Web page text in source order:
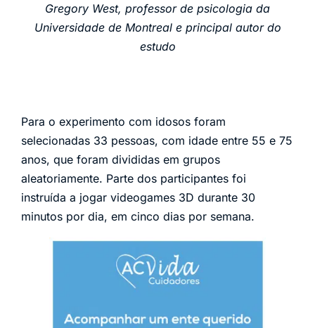
Gregory West, professor de psicologia da
Universidade de Montreal e principal autor do
estudo
Para o experimento com idosos foram
selecionadas 33 pessoas, com idade entre 55 e 75
anos, que foram divididas em grupos
aleatoriamente. Parte dos participantes foi
instruída a jogar videogames 3D durante 30
minutos por dia, em cinco dias por semana.